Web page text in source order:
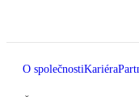
O společnostiKariéra